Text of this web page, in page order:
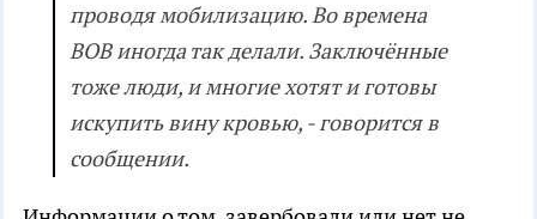
проводя мобилизацию. Во времена
ВОВ иногда так делали. Заключённые
тоже люди, и многие хотят и готовы
искупить вину кровью, - говорится в
сообщении.